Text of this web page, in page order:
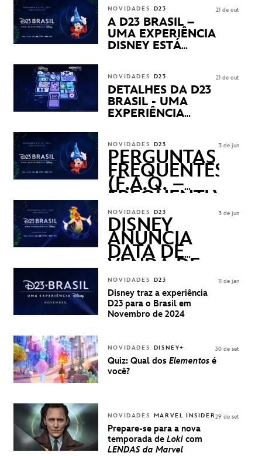
APRESENTAÇÕES E
PRODUTOS EXCLUSIVOS
NO TRANSAMÉRICA EXPO
CENTER EM SÃO PAULO
NOVIDADES D23
A D23 BRASIL –
UMA EXPERIÊNCIA
DISNEY ESTÁ
21 de out
NOVIDADES D23
DETALHES DA D23
BRASIL - UMA
EXPERIÊNCIA
21 de out
NOVIDADES D23
PERGUNTAS
FREQUENTES
(F.A.Q. –
FREQUENTLY
ASKED
QUESTIONS)
3 de jun
NOVIDADES D23
DISNEY
ANUNCIA
DATA DE
VENDA DE
INGRESSOS
PARA A D23
BRASIL -
UMA
DISNEY
3 de jun
NOVIDADES D23
Disney traz a experiência
D23 para o Brasil em
Novembro de 2024
11 de jan
NOVIDADES DISNEY+
Quiz: Qual dos Elementos é
você?
30 de set
NOVIDADES MARVEL INSIDER
Prepare-se para a nova
temporada de Loki com
LENDAS da Marvel
29 de set